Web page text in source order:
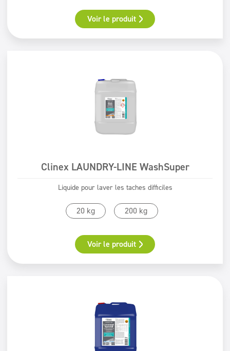
Voir le produit
Clinex LAUNDRY-LINE WashSuper
Liquide pour laver les taches difficiles
20 kg 200 kg
Voir le produit